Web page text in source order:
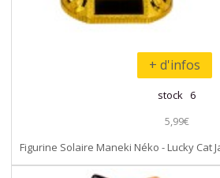
+ d'infos
stock 6
5,99€
Figurine Solaire Maneki Néko - Lucky Cat